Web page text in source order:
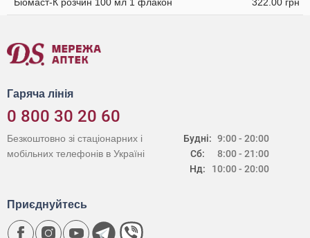
Гаряча лінія
0 800 30 20 60
Будні:
Сб:
Нд:
9:00 - 20:00
8:00 - 21:00
10:00 - 20:00
Безкоштовно зі стаціонарних і
мобільних телефонів в Україні
Приєднуйтесь